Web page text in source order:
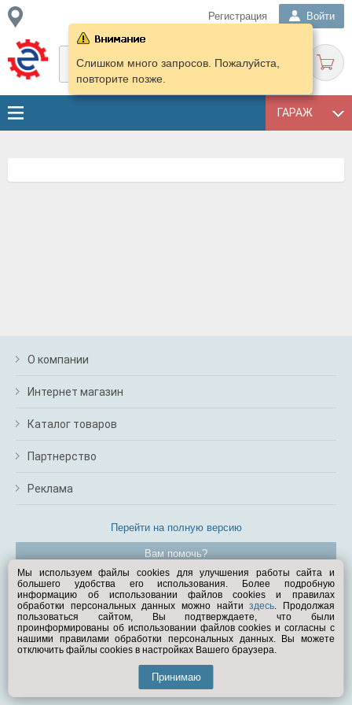
Регистрация Войти
ГАРАЖ
Слишком много запросов. Пожалуйста,
повторите позже.
О компании
Интернет магазин
Каталог товаров
Партнерство
Реклама
Перейти на полную версию
Вам помочь?
© Exist.ru 1998—2026
Мы используем файлы cookies для улучшения работы сайта и
большего удобства его использования. Более подробную
информацию об использовании файлов cookies и правилах
обработки персональных данных можно найтиздесь. Продолжая
пользоваться сайтом, Вы подтверждаете, что были
проинформированы об использовании файлов cookies и согласны с
нашими правилами обработки персональных данных. Вы можете
отключить файлы cookies в настройках Вашего браузера.
Принимаю